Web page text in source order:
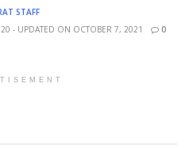
STAFF
- UPDATED ON OCTOBER 7, 2021
0